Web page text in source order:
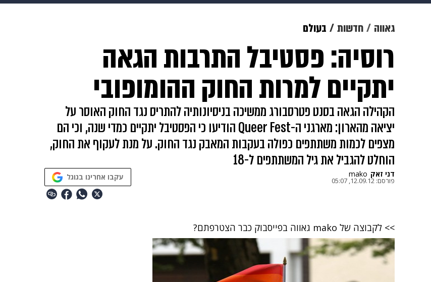
צבא וביטחון
ויוה משפט תשעה חודשים מתכונים פרויקטים מיוחדים
גאווה חדשות בעולם
רוסיה: פסטיבל התרבות הגאה
יתקיים למרות החוק ההומופובי
הקהילה הגאה בסנט פטרסבורג ממשיכה בניסיונותיה להתריס נגד החוק האוסר על
יציאה מהארון: מארגני ה-Queer Fest הודיעו כי הפסטיבל יתקיים כמדי שנה, וכי הם
מצפים לכמות משתתפים כפולה בעקבות המאבק נגד החוק. על מנת לעקוף את החוק,
הוחלט להגביל את גיל המשתתפים ל-18
דני זאק mako
פורסם: 12.09.12, 05:07 עקבו אחרינו בגוגל
>> לקבוצה של mako גאווה בפייסבוק כבר הצטרפתם?